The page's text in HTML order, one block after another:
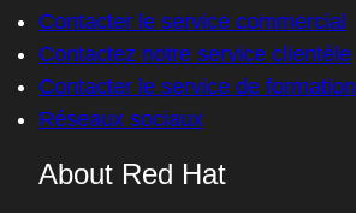
Contacter le service commercial
Contactez notre service clientèle
Contacter le service de formation
Réseaux sociaux
About Red Hat